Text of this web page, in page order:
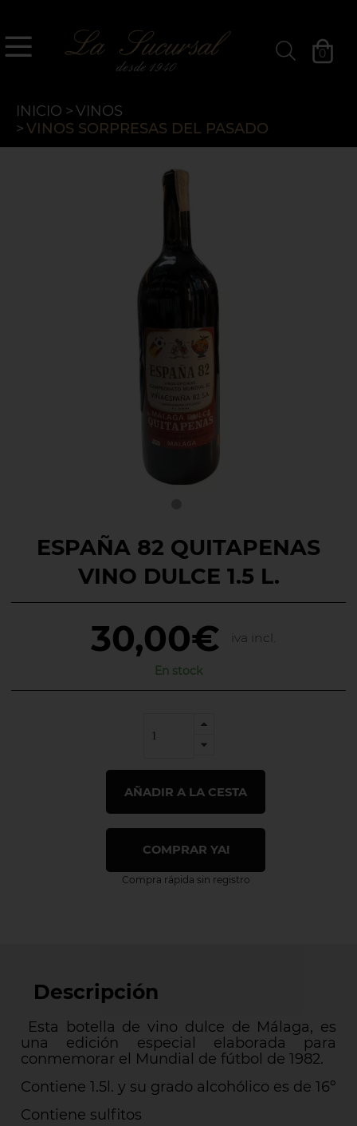
Filtros » 0
INICIO >VINOS
>VINOS SORPRESAS DEL PASADO
ESPAÑA 82 QUITAPENAS
VINO DULCE 1.5 L.
30,00€ iva incl.
En stock
AÑADIR A LA CESTA
COMPRAR YA!
Compra rápida sin registro
Descripción
Esta botella de vino dulce de Málaga, es
una edición especial elaborada para
conmemorar el Mundial de fútbol de 1982.
Contiene 1.5l. y su grado alcohólico es de 16º
Contiene sulfitos